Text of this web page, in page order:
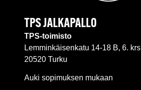
TPS JALKAPALLO
TPS-toimisto
Lemminkäisenkatu 14-18 B, 6. krs
20520 Turku
Auki sopimuksen mukaan